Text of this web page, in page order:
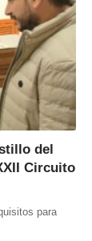
del
Circuito
para